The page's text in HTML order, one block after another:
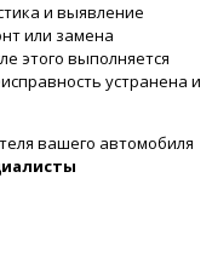
и выявление
или замена
этого выполняется
устранена и
вашего автомобиля